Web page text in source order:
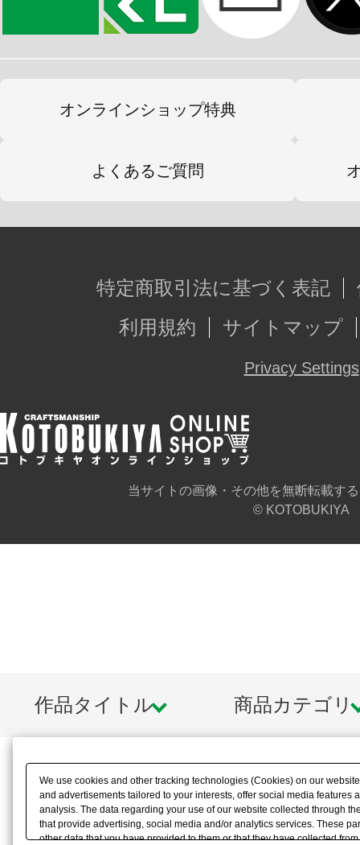
オンラインショップ特典
よくあるご質問
特定商取引法に基づく表記
利用規約
サイトマップ
Privacy Settings
当サイトの画像・その他を無断転載す
© KOTOBUKIYA
作品タイトル 商品カテゴリ
We use cookies and other tracking technologies (Cookies) on our
and advertisements tailored to your interests, offer social media features
analysis. The data regarding your use of our website collected through
that provide advertising, social media and/or analytics services. These
other data that you have provided to them or that they have collected